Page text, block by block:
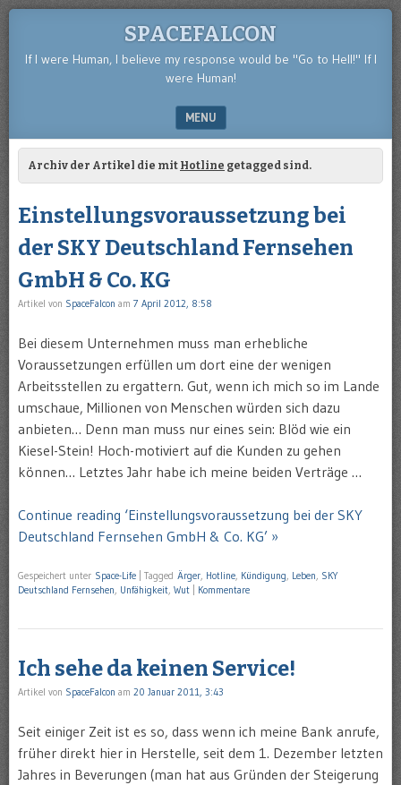
SPACEFALCON
If I were Human, I believe my response would be "Go to Hell!" If I
were Human!
MENU
SKIP TO CONTENT
Archiv der Artikel die mit Hotline getagged sind.
Einstellungsvoraussetzung bei
der SKY Deutschland Fernsehen
GmbH & Co. KG
Artikel von SpaceFalcon am 7 April 2012, 8:58
Bei diesem Unternehmen muss man erhebliche
Voraussetzungen erfüllen um dort eine der wenigen
Arbeitsstellen zu ergattern. Gut, wenn ich mich so im Lande
umschaue, Millionen von Menschen würden sich dazu
anbieten… Denn man muss nur eines sein: Blöd wie ein
Kiesel-Stein! Hoch-motiviert auf die Kunden zu gehen
können… Letztes Jahr habe ich meine beiden Verträge …
Continue reading ‘Einstellungsvoraussetzung bei der SKY
Deutschland Fernsehen GmbH & Co. KG’ »
Gespeichert unter Space-Life Tagged Ärger, Hotline, Kündigung, Leben, SKY
Deutschland Fernsehen, Unfähigkeit, Wut Kommentare
Ich sehe da keinen Service!
Artikel von SpaceFalcon am 20 Januar 2011, 3:43
Seit einiger Zeit ist es so, dass wenn ich meine Bank anrufe,
früher direkt hier in Herstelle, seit dem 1. Dezember letzten
Jahres in Beverungen (man hat aus Gründen der Steigerung